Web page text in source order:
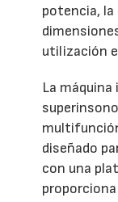
potencia, la
utilización
La
diseñado
con una